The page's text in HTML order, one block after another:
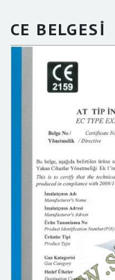
CE BELGESİ